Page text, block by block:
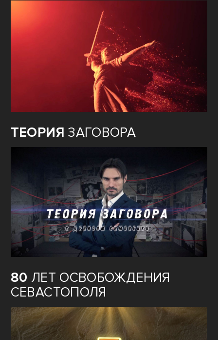
ТЕОРИЯ ЗАГОВОРА
80 ЛЕТ ОСВОБОЖДЕНИЯ
СЕВАСТОПОЛЯ